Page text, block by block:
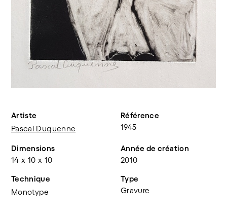
Artiste
Pascal Duquenne
Référence
1945
Dimensions
14 x 10 x 10
Année de création
2010
Technique
Monotype
Type
Gravure